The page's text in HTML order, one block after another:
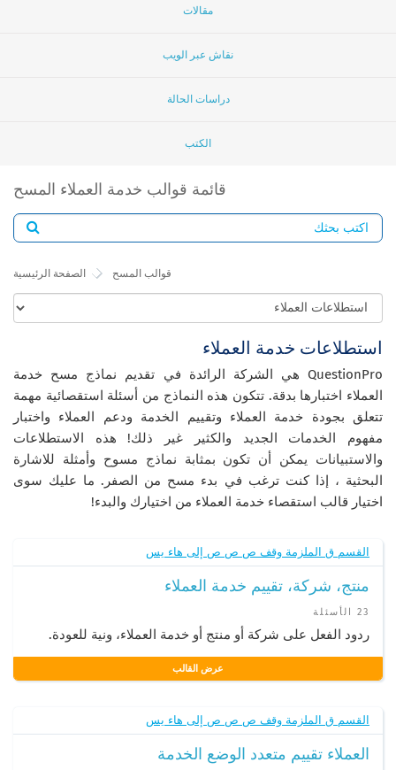
مقالات
نقاش عبر الويب
دراسات الحالة
الكتب
قائمة قوالب خدمة العملاء المسح
الصفحة الرئيسية قوالب المسح
استطلاعات خدمة العملاء
QuestionPro هي الشركة الرائدة في تقديم نماذج مسح خدمة
العملاء اختبارها بدقة. تتكون هذه النماذج من أسئلة استقصائية مهمة
تتعلق بجودة خدمة العملاء وتقييم الخدمة ودعم العملاء واختبار
مفهوم الخدمات الجديد والكثير غير ذلك! هذه الاستطلاعات
والاستبيانات يمكن أن تكون بمثابة نماذج مسوح وأمثلة للاشارة
البحثية ، إذا كنت ترغب في بدء مسح من الصفر. ما عليك سوى
اختيار قالب استقصاء خدمة العملاء من اختيارك والبدء!
القسم ق الملزمة وقف ص ص ص إلى هاء يس
منتج، شركة، تقييم خدمة العملاء
23 الأسئلة
ردود الفعل على شركة أو منتج أو خدمة العملاء، ونية للعودة.
عرض القالب
القسم ق الملزمة وقف ص ص ص إلى هاء يس
العملاء تقييم متعدد الوضع الخدمة